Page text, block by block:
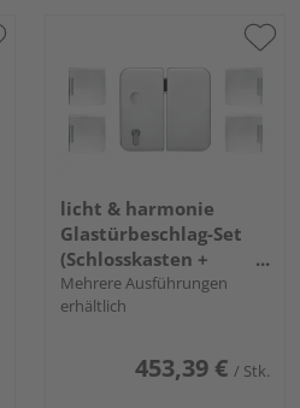
licht & harmonie
Glastürbeschlag-Set
(Schlosskasten +
Bänder) 2-flügelig
"Rundform 2.1"
Mehrere Ausführungen
erhältlich
453,39 € / Stk.